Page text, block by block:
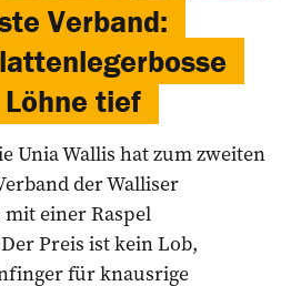
Verband:
tief
Unia Wallis hat zum zweiten
der Walliser
einer Raspel
Preis ist kein Lob,
für knausrige